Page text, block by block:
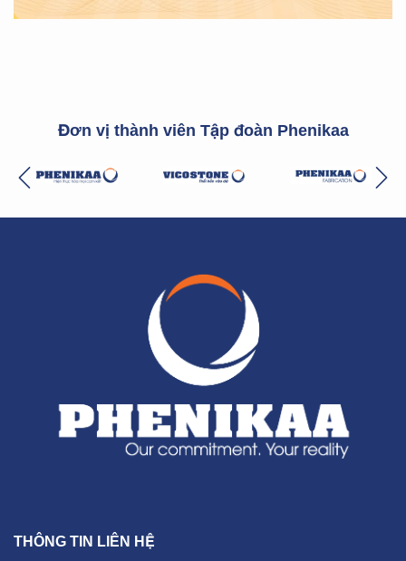
Đơn vị thành viên Tập đoàn Phenikaa
THÔNG TIN LIÊN HỆ